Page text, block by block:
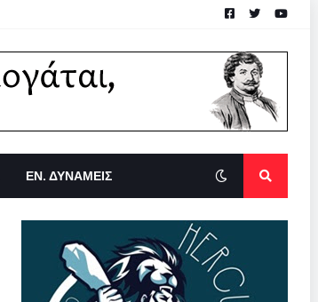
ΕΝ. ΔΥΝΑΜΕΙΣ